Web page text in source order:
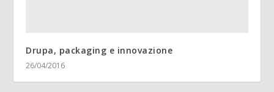
Drupa, packaging e innovazione
26/04/2016